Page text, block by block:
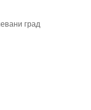
град